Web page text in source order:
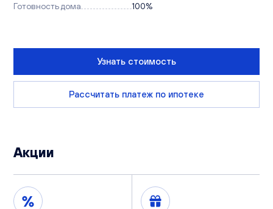
Готовность дома
100%
Узнать стоимость
Рассчитать платеж по ипотеке
Акции